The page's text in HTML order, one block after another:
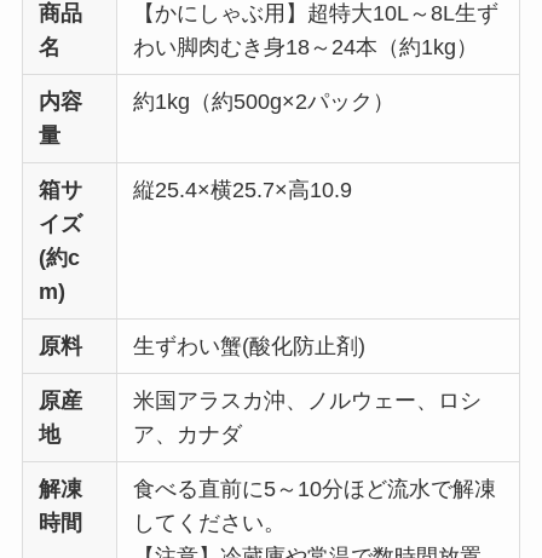
商品
名
【かにしゃぶ用】超特大10L～8L生ず
わい脚肉むき身18～24本（約1kg）
内容
量
約1kg（約500g×2パック）
箱サ
イズ
(約c
m)
縦25.4×横25.7×高10.9
原料 生ずわい蟹(酸化防止剤)
原産
地
米国アラスカ沖、ノルウェー、ロシ
ア、カナダ
解凍
時間
食べる直前に5～10分ほど流水で解凍
してください。